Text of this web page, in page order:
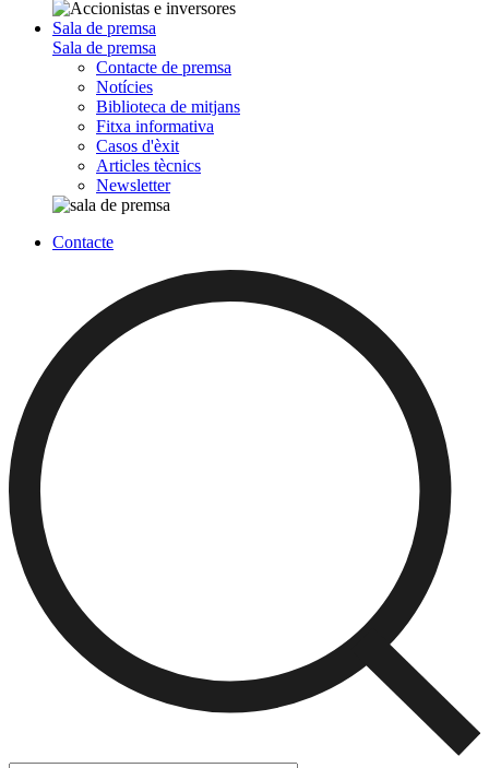
Sala de premsa
Sala de premsa
Contacte de premsa
Notícies
Biblioteca de mitjans
Fitxa informativa
Casos d'èxit
Articles tècnics
Newsletter
Contacte